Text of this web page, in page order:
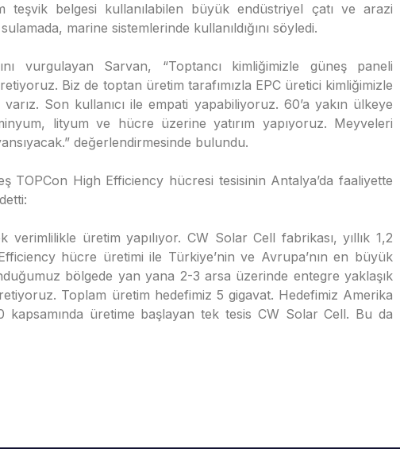
teşvik belgesi kullanılabilen büyük endüstriyel çatı ve arazi
marine sistemlerinde kullanıldığını söyledi.
vurgulayan Sarvan, “Toptancı kimliğimizle güneş paneli
Biz de toptan üretim tarafımızla EPC üretici kimliğimizle
Son kullanıcı ile empati yapabiliyoruz. 60’a yakın ülkeye
lityum ve hücre üzerine yatırım yapıyoruz. Meyveleri
değerlendirmesinde bulundu.
TOPCon High Efficiency hücresi tesisinin Antalya’da faaliyette
verimlilikle üretim yapılıyor. CW Solar Cell fabrikası, yıllık 1,2
hücre üretimi ile Türkiye’nin ve Avrupa’nın en büyük
bölgede yan yana 2-3 arsa üzerinde entegre yaklaşık
Toplam üretim hedefimiz 5 gigavat. Hedefimiz Amerika
üretime başlayan tek tesis CW Solar Cell. Bu da